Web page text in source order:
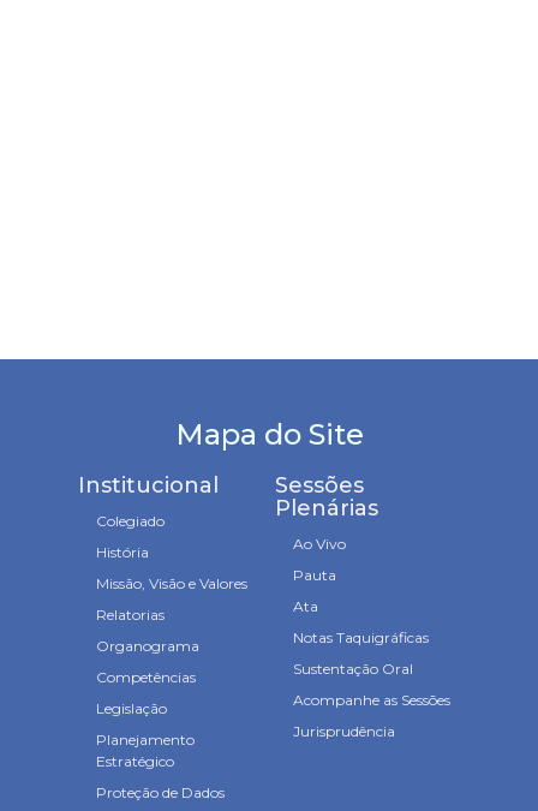
Mapa do Site
Institucional
Colegiado
História
Missão, Visão e Valores
Relatorias
Organograma
Competências
Legislação
Planejamento
Estratégico
Proteção de Dados
Sessões
Plenárias
Ao Vivo
Pauta
Ata
Notas Taquigráficas
Sustentação Oral
Acompanhe as Sessões
Jurisprudência